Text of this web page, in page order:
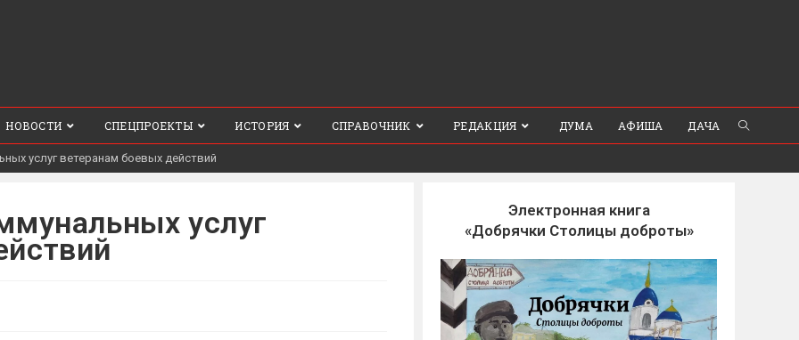
НОВОСТИ СПЕЦПРОЕКТЫ ИСТОРИЯ СПРАВОЧНИК РЕДАКЦИЯ ДУМА АФИША ДАЧА
услуг ветеранам боевых действий
услуг
Электронная книга
«Добрячки Столицы доброты»